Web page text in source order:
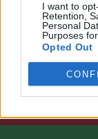
I want to
Retention,
Personal
Purposes
Opted Out